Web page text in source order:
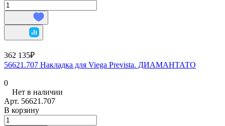
362 135₽
56621.707 Накладка для Viega Prevista. ДИАМАНТАТО
0
Нет в наличии
Арт. 56621.707
В корзину